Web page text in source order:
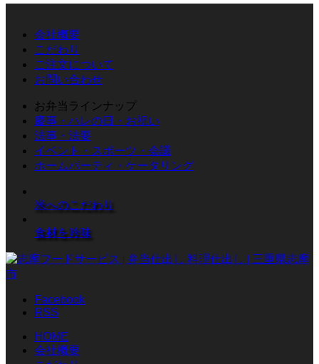
会社概要
こだわり
ご注文について
お問い合わせ
お弁当ラインナップ
慶事・ハレの日・お祝い
法事・法要
イベント・スポーツ・会議
ホームパーティ・ケータリング
米へのこだわり
食材を吟味
Facebook
RSS
HOME
会社概要